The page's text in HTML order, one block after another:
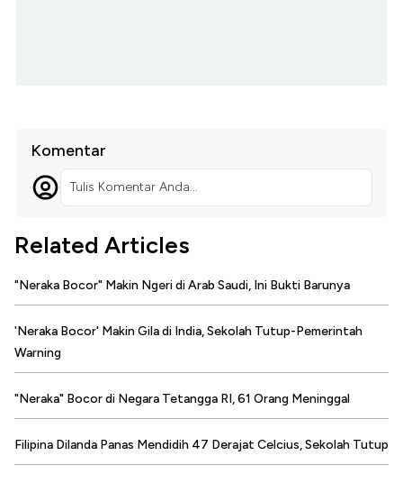
Komentar
Tulis Komentar Anda...
Related Articles
"Neraka Bocor" Makin Ngeri di Arab Saudi, Ini Bukti Barunya
'Neraka Bocor' Makin Gila di India, Sekolah Tutup-Pemerintah
Warning
"Neraka" Bocor di Negara Tetangga RI, 61 Orang Meninggal
Filipina Dilanda Panas Mendidih 47 Derajat Celcius, Sekolah Tutup